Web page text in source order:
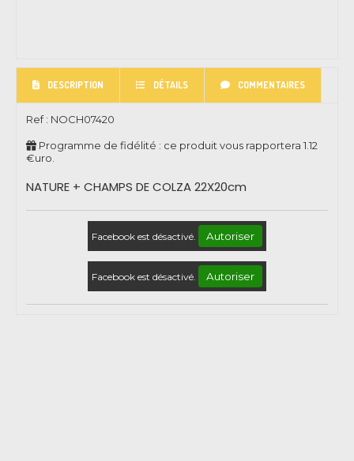
DESCRIPTION DÉTAILS COMMENTAIRES
Ref : NOCH07420
Programme de fidélité : ce produit vous rapportera 1.12
€uro.
NATURE + CHAMPS DE COLZA 22X20cm
Facebook est désactivé. Autoriser
Facebook est désactivé. Autoriser